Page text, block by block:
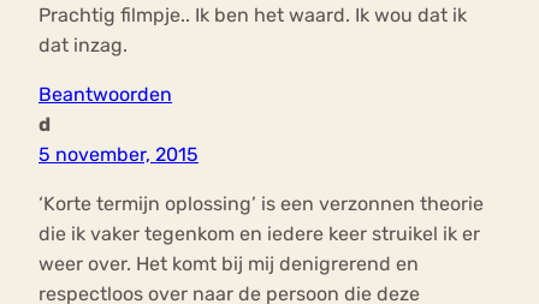
Prachtig filmpje.. Ik ben het waard. Ik wou dat ik
dat inzag.
Beantwoorden
d
5 november, 2015
‘Korte termijn oplossing’ is een verzonnen theorie
die ik vaker tegenkom en iedere keer struikel ik er
weer over. Het komt bij mij denigrerend en
respectloos over naar de persoon die deze